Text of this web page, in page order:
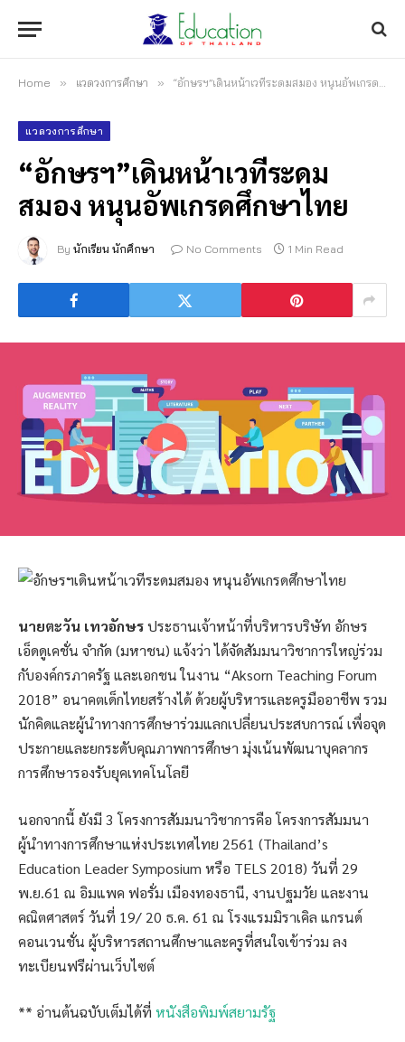
Home » แวดวงการศึกษา » “อักษรฯ”เดินหน้าเวทีระดมสมอง หนุนอัพเกรดศึกษาไทย
แวดวงการศึกษา
“อักษรฯ”เดินหน้าเวทีระดม
สมอง หนุนอัพเกรดศึกษาไทย
By นักเรียน นักศึกษา No Comments 1 Min Read
นายตะวัน เทวอักษรประธานเจ้าหน้าที่บริหารบริษัท อักษร
เอ็ดดูเคชั่น จำกัด (มหาชน) แจ้งว่า ได้จัดสัมมนาวิชาการใหญ่ร่วม
กับองค์กรภาครัฐ และเอกชน ในงาน “Aksorn Teaching Forum
2018” อนาคตเด็กไทยสร้างได้ ด้วยผู้บริหารและครูมืออาชีพ รวม
นักคิดและผู้นำทางการศึกษาร่วมแลกเปลี่ยนประสบการณ์ เพื่อจุด
ประกายและยกระดับคุณภาพการศึกษา มุ่งเน้นพัฒนาบุคลากร
การศึกษารองรับยุคเทคโนโลยี
นอกจากนี้ ยังมี 3 โครงการสัมมนาวิชาการคือ โครงการสัมมนา
ผู้นำทางการศึกษาแห่งประเทศไทย 2561 (Thailand’s
Education Leader Symposium หรือ TELS 2018) วันที่ 29
พ.ย.61 ณ อิมแพค ฟอรั่ม เมืองทองธานี, งานปฐมวัย และงาน
คณิตศาสตร์ วันที่ 19/ 20 ธ.ค. 61 ณ โรงแรมมิราเคิล แกรนด์
คอนเวนชั่น ผู้บริหารสถานศึกษาและครูที่สนใจเข้าร่วม ลง
ทะเบียนฟรีผ่านเว็บไซต์
** อ่านต้นฉบับเต็มได้ที่ หนังสือพิมพ์สยามรัฐ